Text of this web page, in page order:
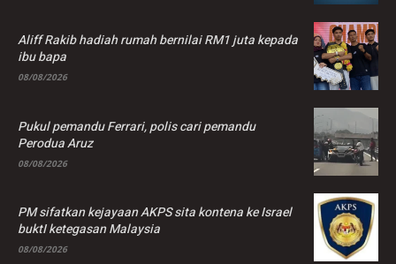
Aliff Rakib hadiah rumah bernilai RM1 juta kepada
ibu bapa
08/08/2026
Pukul pemandu Ferrari, polis cari pemandu
Perodua Aruz
08/08/2026
PM sifatkan kejayaan AKPS sita kontena ke Israel
buktI ketegasan Malaysia
08/08/2026